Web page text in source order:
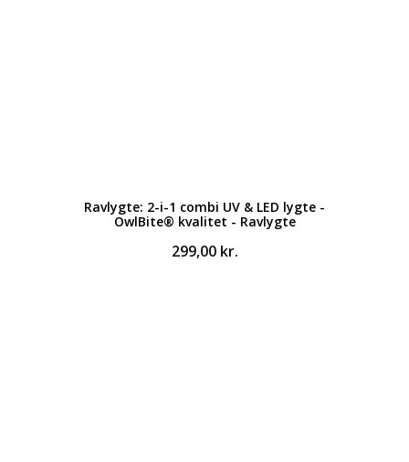
Ravlygte: 2-i-1 combi UV & LED lygte -
OwlBite® kvalitet - Ravlygte
299,00 kr.